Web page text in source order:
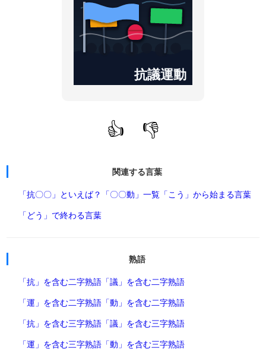
抗議運動
👍 👎
関連する言葉
「抗〇〇」といえば？ 「〇〇動」一覧 「こう」から始まる言葉
「どう」で終わる言葉
熟語
「抗」を含む二字熟語 「議」を含む二字熟語
「運」を含む二字熟語 「動」を含む二字熟語
「抗」を含む三字熟語 「議」を含む三字熟語
「運」を含む三字熟語 「動」を含む三字熟語